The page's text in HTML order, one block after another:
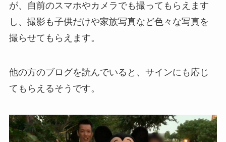
が、自前のスマホやカメラでも撮ってもらえます
し、撮影も子供だけや家族写真など色々な写真を
撮らせてもらえます。
他の方のブログを読んでいると、サインにも応じ
てもらえるそうです。